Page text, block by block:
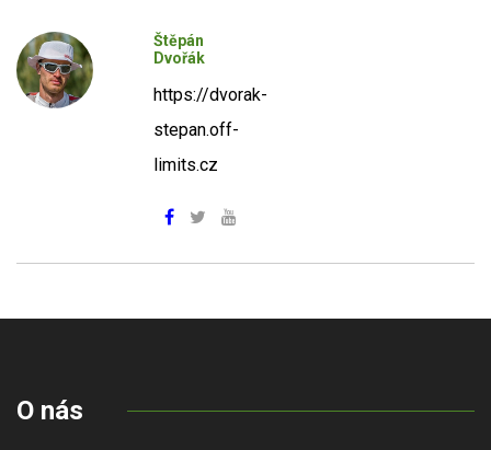
Štěpán
Dvořák
https://dvorak-
stepan.off-
limits.cz
O nás